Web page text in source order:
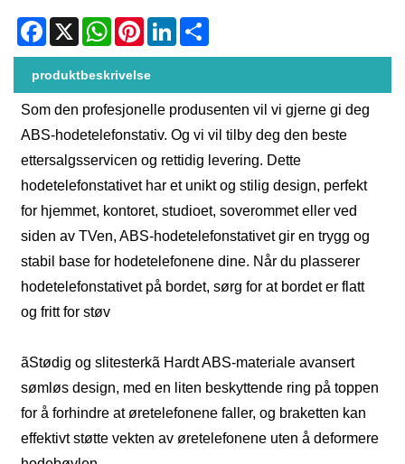
Facebook
X WhatsAppPinterestLinkedIn
produktbeskrivelse
Som den profesjonelle produsenten vil vi gjerne gi deg
ABS-hodetelefonstativ. Og vi vil tilby deg den beste
ettersalgsservicen og rettidig levering. Dette
hodetelefonstativet har et unikt og stilig design, perfekt
for hjemmet, kontoret, studioet, soverommet eller ved
siden av TVen, ABS-hodetelefonstativet gir en trygg og
stabil base for hodetelefonene dine. Når du plasserer
hodetelefonstativet på bordet, sørg for at bordet er flatt
og fritt for støv
ãStødig og slitesterkã Hardt ABS-materiale avansert
sømløs design, med en liten beskyttende ring på toppen
for å forhindre at øretelefonene faller, og braketten kan
effektivt støtte vekten av øretelefonene uten å deformere